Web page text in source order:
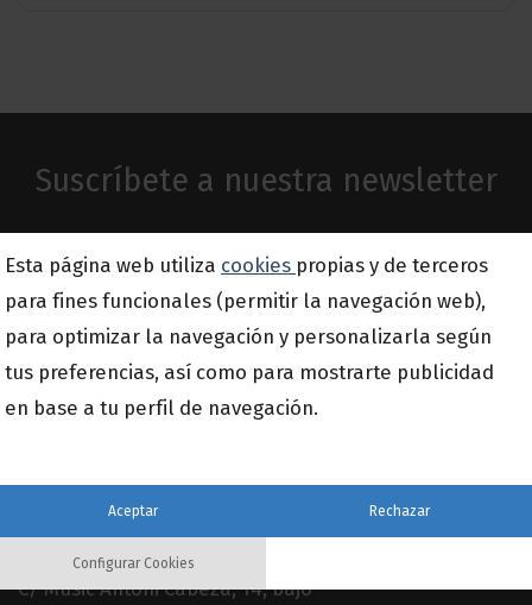
Suscríbete a nuestra newsletter
Email
960 079 900
C/ Músic Antoni Cabeza, 14, bajo
Esta página web utiliza cookies propias y de terceros
para fines funcionales (permitir la navegación web),
para optimizar la navegación y personalizarla según
tus preferencias, así como para mostrarte publicidad
en base a tu perfil de navegación.
Aceptar Rechazar
Configurar Cookies